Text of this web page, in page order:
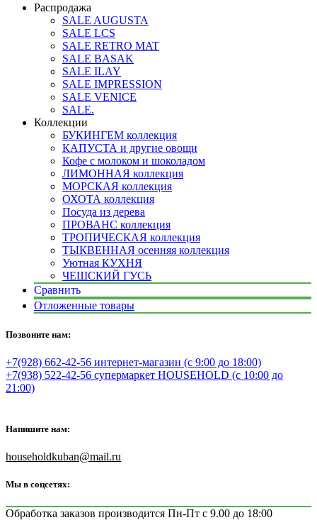
Распродажа
SALE AUGUSTA
SALE LCS
SALE RETRO MAT
SALE BASAK
SALE ILAY
SALE IMPRESSION
SALE VENICE
SALE.
Коллекции
БУКИНГЕМ коллекция
КАПУСТА и другие овощи
Кофе с молоком и шоколадом
ЛИМОННАЯ коллекция
МОРСКАЯ коллекция
ОХОТА коллекция
Посуда из дерева
ПРОВАНС коллекция
ТРОПИЧЕСКАЯ коллекция
ТЫКВЕННАЯ осенняя коллекция
Уютная КУХНЯ
ЧЕШСКИЙ ГУСЬ
Сравнить
Отложенные товары
Позвоните нам:
+7(928) 662-42-56 интернет-магазин (с 9:00 до 18:00)
+7(938) 522-42-56 супермаркет HOUSEHOLD (с 10:00 до
21:00)
Напишите нам:
householdkuban@mail.ru
Мы в соцсетях:
Обработка заказов производится Пн-Пт с 9.00 до 18:00